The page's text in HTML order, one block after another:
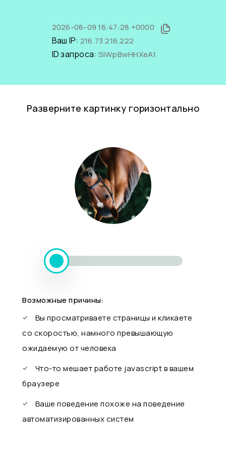
2026-08-09 16:47:28 +0000
Ваш IP: 216.73.216.222
ID запроса: SlWpBwHHXeA1
Разверните картинку горизонтально
Возможные причины:
Вы просматриваете страницы и кликаете
со скоростью, намного превышающую
ожидаемую от человека
Что-то мешает работе javascript в вашем
браузере
Ваше поведение похоже на поведение
автоматизированных систем